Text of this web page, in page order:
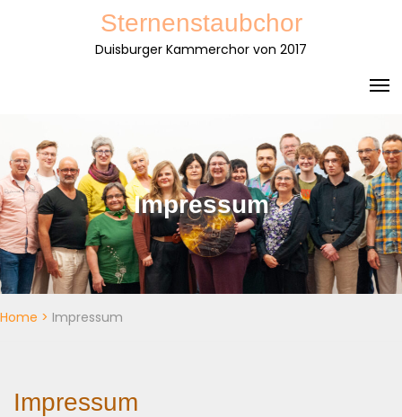
Sternenstaubchor
Duisburger Kammerchor von 2017
Impressum
Home > Impressum
Impressum